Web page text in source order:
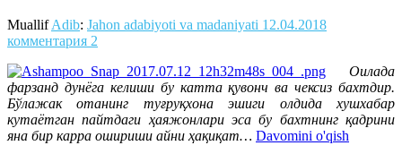
MuallifAdib: Jahon adabiyoti va madaniyati 12.04.2018
комментария 2
Оилада
фарзанд дунёга келиши бу катта қувонч ва чексиз бахтдир.
Бўлажак отанинг туғруқхона эшиги олдида хушхабар
кутаётган пайтдаги ҳаяжонлари эса бу бахтнинг қадрини
яна бир карра ошириши айни ҳақиқат… Davomini o'qish